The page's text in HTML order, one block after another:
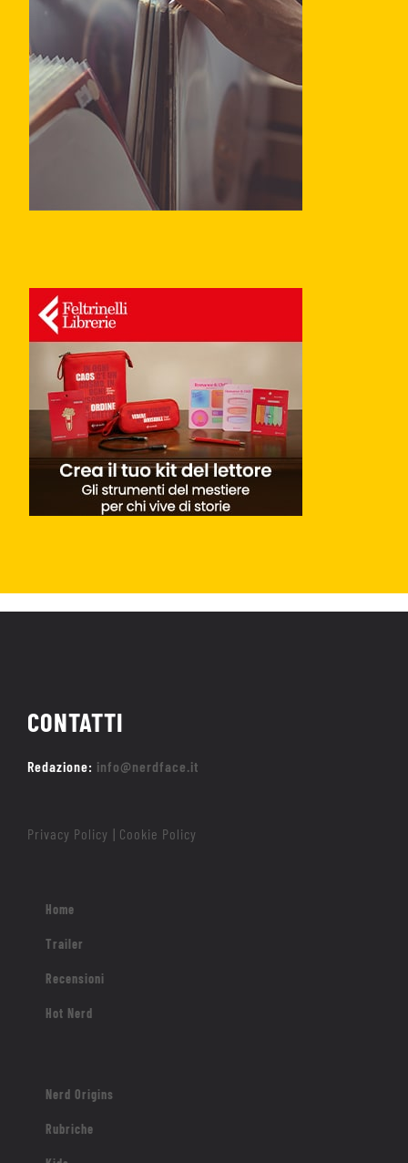
CONTATTI
Redazione: info@nerdface.it
Privacy Policy | Cookie Policy
Home
Trailer
Recensioni
Hot Nerd
Nerd Origins
Rubriche